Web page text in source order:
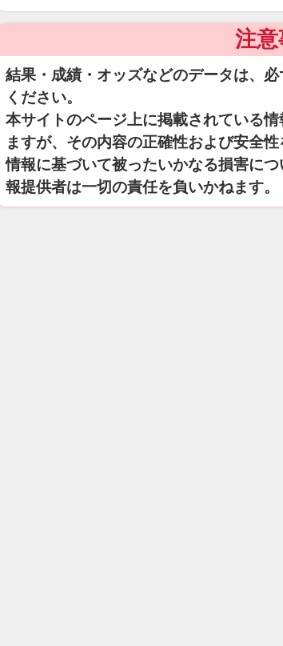
注
結果・成績・オッズなどのデータは、
ください。
本サイトのページ上に掲載されている
ますが、その内容の正確性および安全
情報に基づいて被ったいかなる損害に
報提供者は一切の責任を負いかねます。